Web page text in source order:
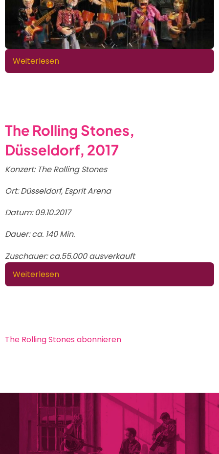
Weiterlesen
The
Living
In
A
Ghost
Town
The Rolling Stones,
Düsseldorf, 2017
Konzert: The Rolling Stones
Ort: Düsseldorf, Esprit Arena
Datum: 09.10.2017
Dauer: ca. 140 Min.
Zuschauer: ca.55.000 ausverkauft
Weiterlesen
The
2017
The Rolling Stones abonnieren